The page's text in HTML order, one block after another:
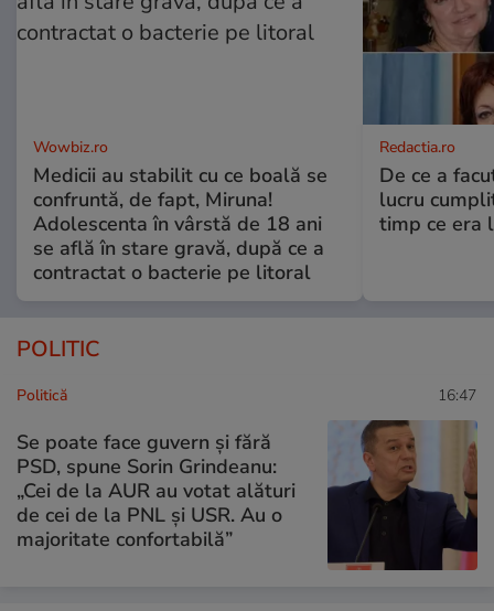
Wowbiz.ro
Medicii au stabilit cu ce boală se
confruntă, de fapt, Miruna!
Adolescenta în vârstă de 18 ani
se află în stare gravă, după ce a
contractat o bacterie pe litoral
Redactia.ro
De ce a
lucru
timp ce era
POLITIC
Politică 16:47
Se poate face guvern și fără
PSD, spune Sorin Grindeanu:
„Cei de la AUR au votat alături
de cei de la PNL şi USR. Au o
majoritate confortabilă”